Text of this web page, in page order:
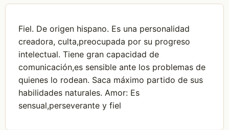
Fiel. De origen hispano. Es una personalidad
creadora, culta,preocupada por su progreso
intelectual. Tiene gran capacidad de
comunicación,es sensible ante los problemas de
quienes lo rodean. Saca máximo partido de sus
habilidades naturales. Amor: Es
sensual,perseverante y fiel